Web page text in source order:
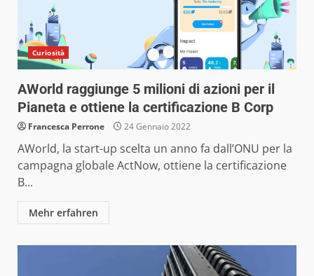
Curiosità
AWorld raggiunge 5 milioni di azioni per il
Pianeta e ottiene la certificazione B Corp
Francesca Perrone 24 Gennaio 2022
AWorld, la start-up scelta un anno fa dall’ONU per la
campagna globale ActNow, ottiene la certificazione
B...
Mehr erfahren